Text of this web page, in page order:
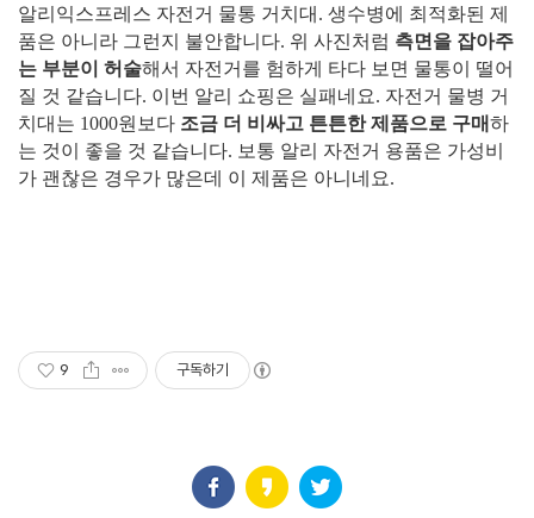
알리익스프레스 자전거 물통 거치대. 생수병에 최적화된 제
품은 아니라 그런지 불안합니다. 위 사진처럼 측면을 잡아주
는 부분이 허술해서 자전거를 험하게 타다 보면 물통이 떨어
질 것 같습니다. 이번 알리 쇼핑은 실패네요. 자전거 물병 거
치대는 1000원보다 조금 더 비싸고 튼튼한 제품으로 구매하
는 것이 좋을 것 같습니다. 보통 알리 자전거 용품은 가성비
가 괜찮은 경우가 많은데 이 제품은 아니네요.
9 구독하기